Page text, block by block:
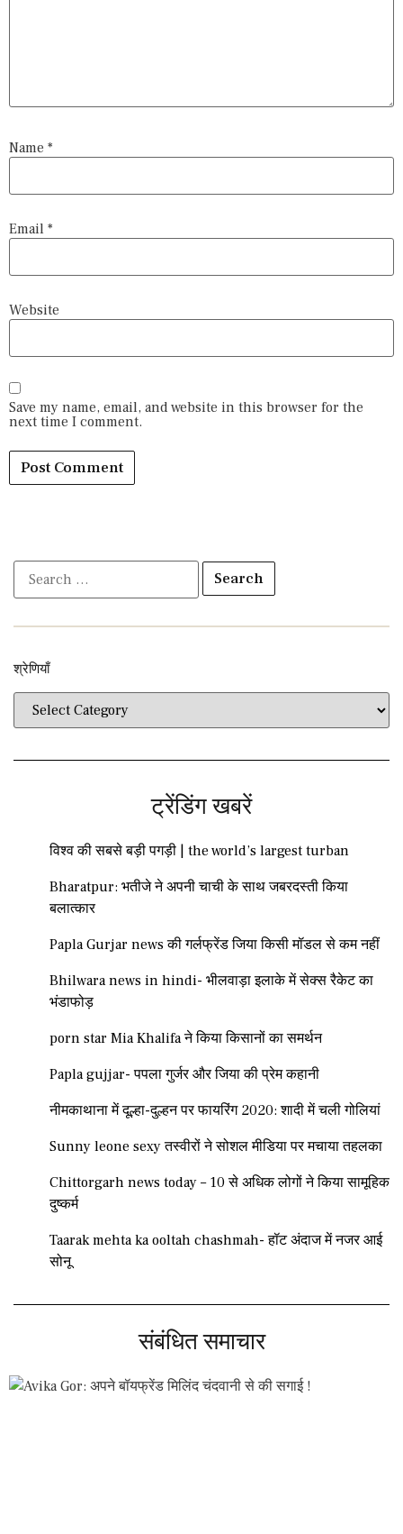
Name *
Email *
Website
Save my name, email, and website in this browser for the
next time I comment.
श्रेणियाँ​​
ट्रेंडिंग खबरें
विश्व की सबसे बड़ी पगड़ी | the world’s largest turban
Bharatpur: भतीजे ने अपनी चाची के साथ जबरदस्ती किया
बलात्कार
Papla Gurjar news की गर्लफ्रेंड जिया किसी मॉडल से कम नहीं
Bhilwara news in hindi- भीलवाड़ा इलाके में सेक्स रैकेट का
भंडाफोड़
porn star Mia Khalifa ने किया किसानों का समर्थन
Papla gujjar- पपला गुर्जर और जिया की प्रेम कहानी
नीमकाथाना में दूल्हा-दुल्हन पर फायरिंग 2020: शादी में चली गोलियां
Sunny leone sexy तस्वीरों ने सोशल मीडिया पर मचाया तहलका
Chittorgarh news today – 10 से अधिक लोगों ने किया सामूहिक
दुष्कर्म
Taarak mehta ka ooltah chashmah- हॉट अंदाज में नजर आई
सोनू
संबंधित समाचार